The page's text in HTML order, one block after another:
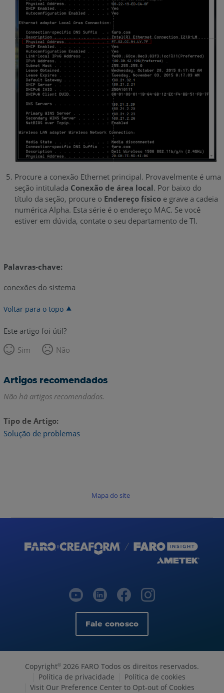
Procure a conexão Ethernet principal. Provavelmente é uma
seção intitulada Conexão de área local. Por baixo do
título da seção, procure o Endereço físicoe grave a cadeia
numérica Alpha. Esta série é o endereço MAC. Se você
estiver em dúvida, contate o seu departamento de TI.
Palavras-chave:
conexões do sistema
Voltar para o topo
Este artigo foi útil?
Sim
Não
Artigos recomendados
Não há artigos recomendados.
Tipo de Artigo
Solução de problemas
Mapa do site
Fale conosco
Copyright© 2026 FARO Todos os direitos reservados.
Política de privacidade
Política de cookies
Visit Our Preference Center to Opt-out of Cookies